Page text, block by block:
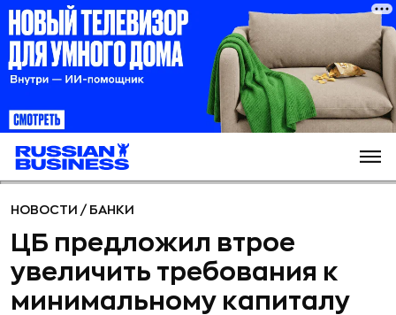
НОВОСТИ / БАНКИ
ЦБ предложил втрое
увеличить требования к
минимальному капиталу